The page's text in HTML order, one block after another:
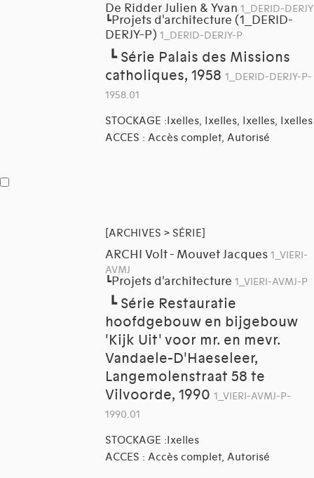
De Ridder Julien & Yvan 1_DERID-DERJY
┗Projets d'architecture (1_DERID-
DERJY-P) 1_DERID-DERJY-P
┗ Série Palais des Missions
catholiques, 1958 1_DERID-DERJY-P-
1958.01
STOCKAGE :Ixelles, Ixelles, Ixelles, Ixelles
ACCES : Accès complet, Autorisé
[ARCHIVES > SÉRIE]
ARCHI Volt - Mouvet Jacques 1_VIERI-
AVMJ
┗Projets d'architecture 1_VIERI-AVMJ-P
┗ Série Restauratie
hoofdgebouw en bijgebouw
'Kijk Uit' voor mr. en mevr.
Vandaele-D'Haeseleer,
Langemolenstraat 58 te
Vilvoorde, 1990 1_VIERI-AVMJ-P-
1990.01
STOCKAGE :Ixelles
ACCES : Accès complet, Autorisé